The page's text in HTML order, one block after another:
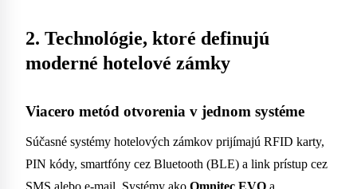
2. Technológie, ktoré definujú
moderné hotelové zámky
Viacero metód otvorenia v jednom systéme
Súčasné systémy hotelových zámkov prijímajú RFID karty,
PIN kódy, smartfóny cez Bluetooth (BLE) a link prístup cez
SMS alebo e-mail. Systémy ako Omnitec EVO a